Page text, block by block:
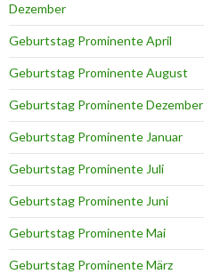
Dezember
Geburtstag Prominente April
Geburtstag Prominente August
Geburtstag Prominente Dezember
Geburtstag Prominente Januar
Geburtstag Prominente Juli
Geburtstag Prominente Juni
Geburtstag Prominente Mai
Geburtstag Prominente März